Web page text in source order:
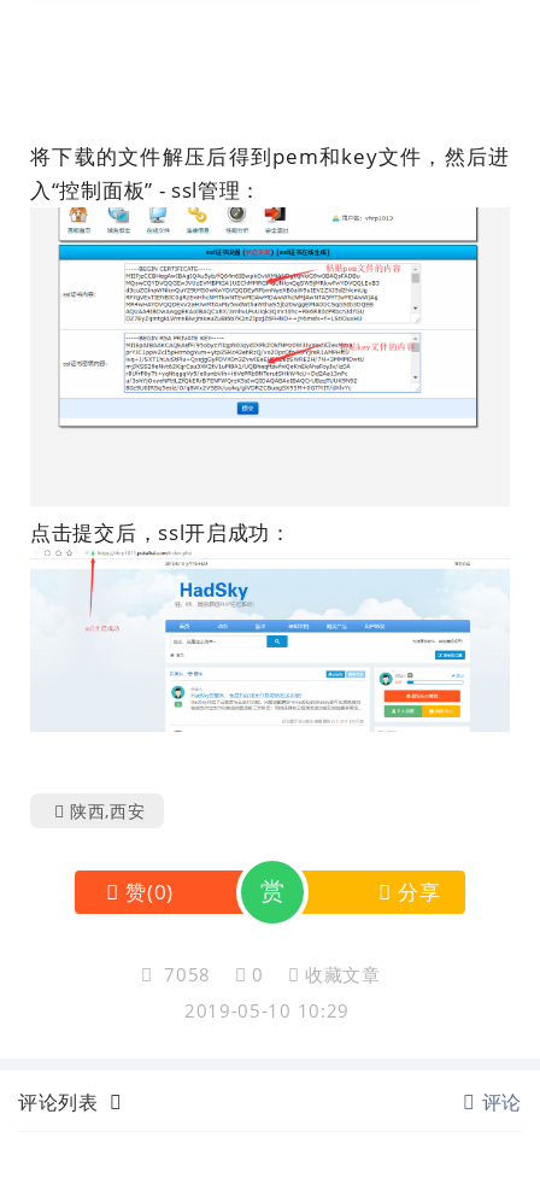
将下载的文件解压后得到pem和key文件，然后进
入“控制面板” - ssl管理：
点击提交后，ssl开启成功：
陕西,西安
赞(0) 赏 分享
7058 0
收藏文章
2019-05-10 10:29
评论列表 评论